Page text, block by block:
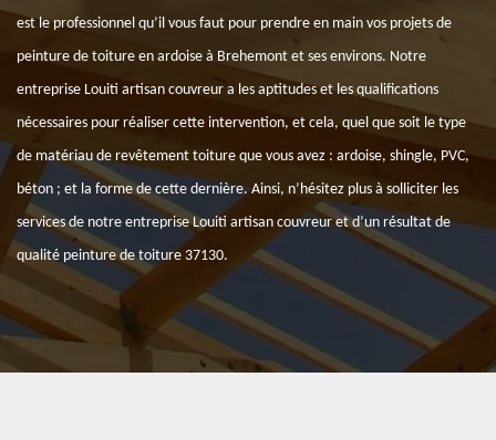
est le professionnel qu’il vous faut pour prendre en main vos projets de
peinture de toiture en ardoise à Brehemont et ses environs. Notre
entreprise Louiti artisan couvreur a les aptitudes et les qualifications
nécessaires pour réaliser cette intervention, et cela, quel que soit le type
de matériau de revêtement toiture que vous avez : ardoise, shingle, PVC,
béton ; et la forme de cette dernière. Ainsi, n’hésitez plus à solliciter les
services de notre entreprise Louiti artisan couvreur et d’un résultat de
qualité peinture de toiture 37130.